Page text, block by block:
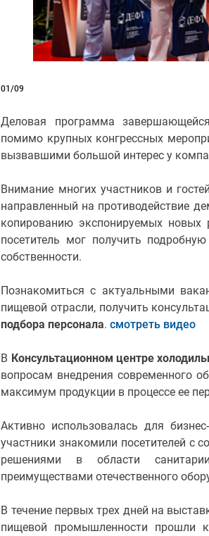
01/09
Деловая программа
помимо крупных конгрессных
вызвавшими большой интерес у
Внимание многих участников и
направленный на противодействие
копированию экспонируемых новых
посетитель мог получить
собственности.
Познакомиться с актуальными
пищевой отрасли, получить
подбора персонала.смотреть видео
В Консультационном центре
вопросам внедрения современного
максимум продукции в процессе ее
Активно использовалась для
участники знакомили посетителей с
решениями в области
преимуществами отечественного
В течение первых трех дней на
пищевой промышленности прошли